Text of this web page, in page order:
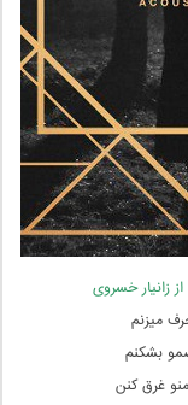
زانیار خسروی
میزنم
بشکنم
منو غرق کنن